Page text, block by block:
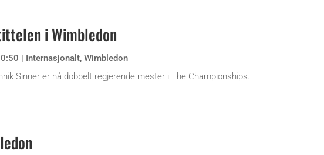
i Wimbledon
Internasjonalt, Wimbledon
Sinner er nå dobbelt regjerende mester i The Championships.